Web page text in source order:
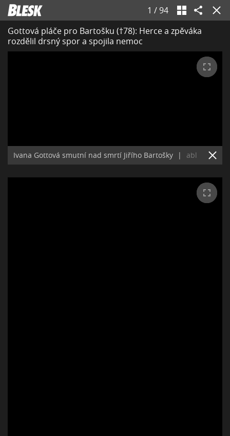
1 / 94
Gottová pláče pro Bartošku (†78): Herce a zpěváka
rozdělil drsný spor a spojila nemoc
Ivana Gottová smutní nad smrtí Jiřího Bartošky | abl